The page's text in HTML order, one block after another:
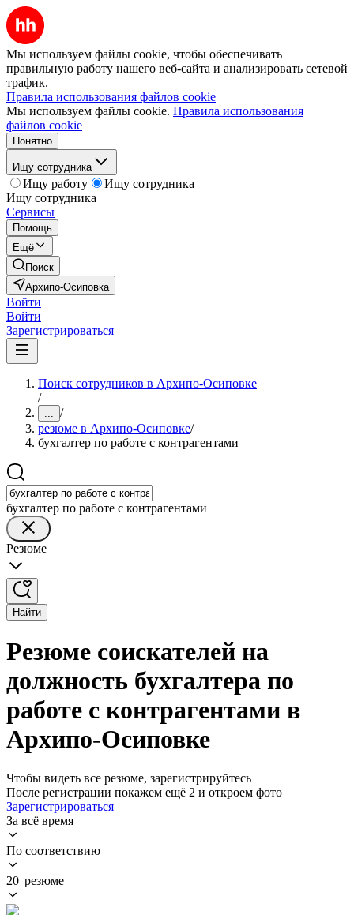
Мы используем файлы cookie, чтобы обеспечивать
правильную работу нашего веб-сайта и анализировать сетевой
трафик.
Правила использования файлов cookie
Мы используем файлы cookie. Правила использования
файлов cookie
Понятно
Ищу сотрудника
Ищу работу
Ищу сотрудника
Ищу сотрудника
Сервисы
Помощь
Ещё
Поиск
Архипо-Осиповка
Войти
Войти
Зарегистрироваться
Поиск сотрудников в Архипо-Осиповке
/
... /
резюме в Архипо-Осиповке/
бухгалтер по работе с контрагентами
бухгалтер по работе с контрагентами
Резюме
Найти
Резюме соискателей на
должность бухгалтера по
работе с контрагентами в
Архипо-Осиповке
Чтобы видеть все резюме, зарегистрируйтесь
После регистрации покажем ещё 2 и откроем фото
Зарегистрироваться
За всё время
По соответствию
20 резюме